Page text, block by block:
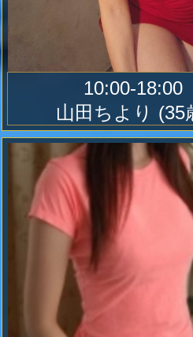
【 会員証 】
持っていて頂い
ポイント一杯と
額の方から１万円
外)とさせて頂き
お値段以上に無
2023.03.01
10 2023.03.1
10:00-18:00
山田ちより (35